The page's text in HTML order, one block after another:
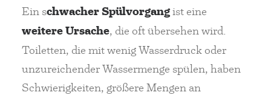
Ein schwacher Spülvorgangist eine
weitere Ursache, die oft übersehen wird.
Toiletten, die mit wenig Wasserdruck oder
unzureichender Wassermenge spülen, haben
Schwierigkeiten, größere Mengen an